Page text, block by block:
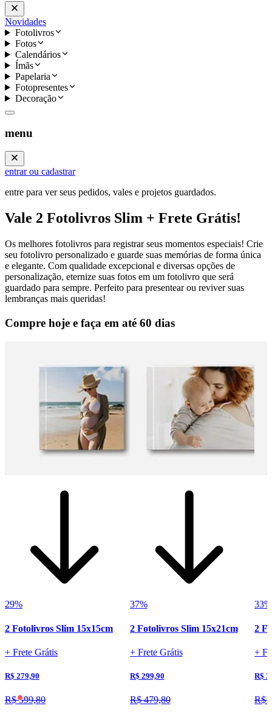
Novidades
Fotolivros
Fotos
Calendários
Ímãs
Papelaria
Fotopresentes
Decoração
menu
entrar ou cadastrar
entre para ver seus pedidos, vales e projetos guardados.
Vale 2 Fotolivros Slim + Frete Grátis!
Os melhores fotolivros para registrar seus momentos especiais! Crie
seu fotolivro personalizado e guarde suas memórias de forma única
e elegante. Com qualidade excepcional e diversas opções de
personalização, eternize suas fotos em um fotolivro que será
guardado para sempre. Perfeito para presentear ou reviver suas
lembranças mais queridas!
Compre hoje e faça em até 60 dias
29%
2 Fotolivros Slim 15x15cm
+ Frete Grátis
R$ 279,90
R$ 399,80
37%
2 Fotolivros Slim 15x21cm
+ Frete Grátis
R$ 299,90
R$ 479,80
33%
2
+
R$
R$